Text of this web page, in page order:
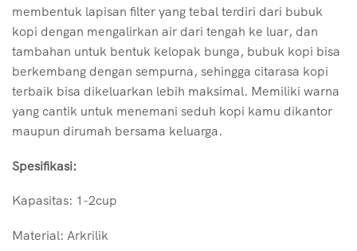
membentuk lapisan filter yang tebal terdiri dari bubuk
kopi dengan mengalirkan air dari tengah ke luar, dan
tambahan untuk bentuk kelopak bunga, bubuk kopi bisa
berkembang dengan sempurna, sehingga citarasa kopi
terbaik bisa dikeluarkan lebih maksimal. Memiliki warna
yang cantik untuk menemani seduh kopi kamu dikantor
maupun dirumah bersama keluarga.
Spesifikasi:
Kapasitas: 1-2cup
Material: Arkrilik